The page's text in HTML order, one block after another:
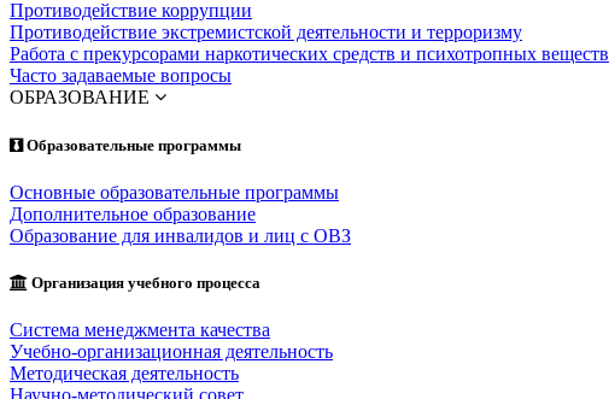
Противодействие коррупции
Противодействие экстремистской деятельности и терроризму
Работа с прекурсорами наркотических средств и психотропных веществ
Часто задаваемые вопросы
ОБРАЗОВАНИЕ
Образовательные программы
Основные образовательные программы
Дополнительное образование
Образование для инвалидов и лиц с ОВЗ
Организация учебного процесса
Система менеджмента качества
Учебно-организационная деятельность
Методическая деятельность
Научно-методический совет